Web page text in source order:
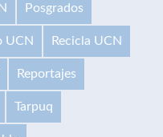
Posgrados
UCN Recicla UCN
Reportajes
Tarpuq